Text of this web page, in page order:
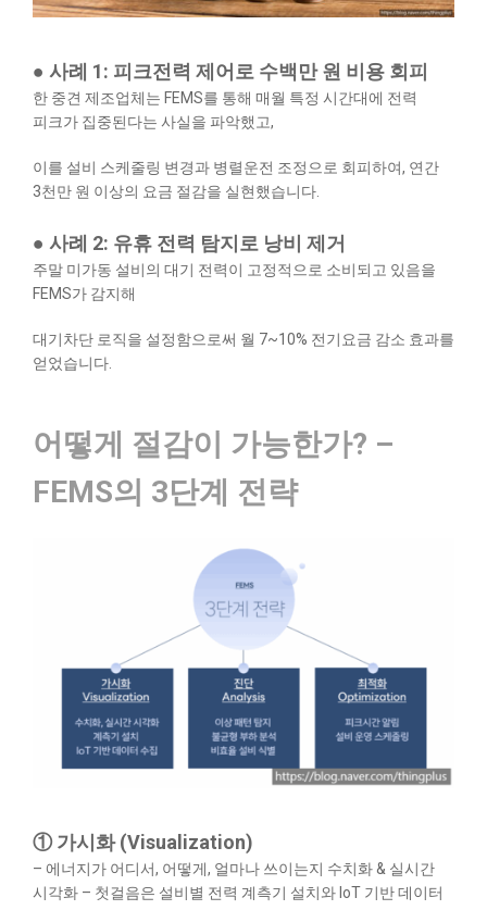
● 사례 1: 피크전력 제어로 수백만 원 비용 회피
한 중견 제조업체는 FEMS를 통해 매월 특정 시간대에 전력
피크가 집중된다는 사실을 파악했고,
이를 설비 스케줄링 변경과 병렬운전 조정으로 회피하여, 연간
3천만 원 이상의 요금 절감을 실현했습니다.
● 사례 2: 유휴 전력 탐지로 낭비 제거
주말 미가동 설비의 대기 전력이 고정적으로 소비되고 있음을
FEMS가 감지해
대기차단 로직을 설정함으로써 월 7~10% 전기요금 감소 효과를
얻었습니다.
어떻게 절감이 가능한가? –
FEMS의 3단계 전략
① 가시화 (Visualization)
– 에너지가 어디서, 어떻게, 얼마나 쓰이는지 수치화 & 실시간
시각화 – 첫걸음은 설비별 전력 계측기 설치와 IoT 기반 데이터